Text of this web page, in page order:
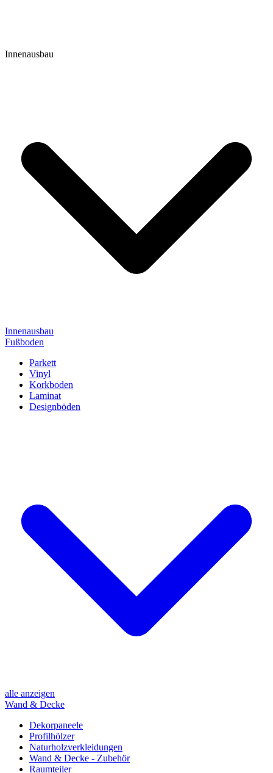
Innenausbau
Innenausbau
Fußboden
Parkett
Vinyl
Korkboden
Laminat
Designböden
alle anzeigen
Wand & Decke
Dekorpaneele
Profilhölzer
Naturholzverkleidungen
Wand & Decke - Zubehör
Raumteiler